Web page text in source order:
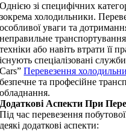
Однією зі специфічних
зокрема холодильники.
особливої уваги та
неправильне
техніки або навіть втрати її
існують спеціалізовані
Cars”Перевезення
безпечне та професійне
обладнання.
Додаткові Аспекти При
Під час перевезення
деякі додаткові аспекти: